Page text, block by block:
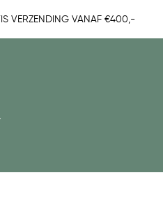
VERZENDING VANAF €400,-